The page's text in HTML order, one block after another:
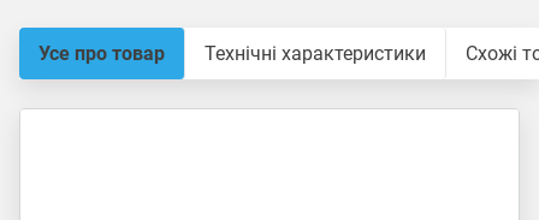
Усе про товар Технічні характеристики Схожі